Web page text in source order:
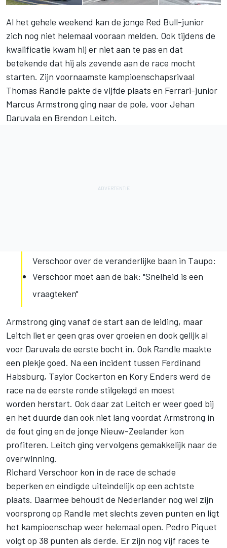
Al het gehele weekend kan de jonge Red Bull-junior
zich nog niet helemaal vooraan melden. Ook tijdens de
kwalificatie kwam hij er niet aan te pas en dat
betekende dat hij als zevende aan de race mocht
starten. Zijn voornaamste kampioenschapsrivaal
Thomas Randle pakte de vijfde plaats en Ferrari-junior
Marcus Armstrong ging naar de pole, voor Jehan
Daruvala en Brendon Leitch.
Verschoor over de veranderlijke baan in Taupo:
Verschoor moet aan de bak: "Snelheid is een
vraagteken"
Armstrong ging vanaf de start aan de leiding, maar
Leitch liet er geen gras over groeien en dook gelijk al
voor Daruvala de eerste bocht in. Ook Randle maakte
een plekje goed. Na een incident tussen Ferdinand
Habsburg, Taylor Cockerton en Kory Enders werd de
race na de eerste ronde stilgelegd en moest
worden herstart. Ook daar zat Leitch er weer goed bij
en het duurde dan ook niet lang voordat Armstrong in
de fout ging en de jonge Nieuw-Zeelander kon
profiteren. Leitch ging vervolgens gemakkelijk naar de
overwinning.
Richard Verschoor kon in de race de schade
beperken en eindigde uiteindelijk op een achtste
plaats. Daarmee behoudt de Nederlander nog wel zijn
voorsprong op Randle met slechts zeven punten en ligt
het kampioenschap weer helemaal open. Pedro Piquet
volgt op 38 punten als derde. Er zijn nog vijf races te